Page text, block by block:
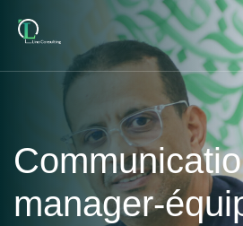
manager-